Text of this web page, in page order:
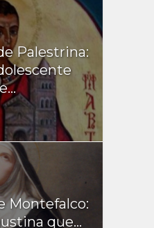
Palestrina:
Montefalco:
que...